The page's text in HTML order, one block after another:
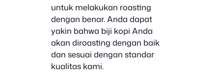
untuk melakukan roasting
dengan benar. Anda dapat
yakin bahwa biji kopi Anda
akan diroasting dengan baik
dan sesuai dengan standar
kualitas kami.